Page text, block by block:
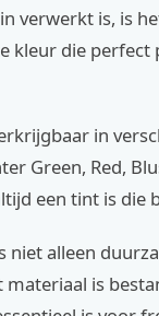
verwerkt is, is
kleur die perfect
in
Green, Red,
een tint is die
niet alleen
is